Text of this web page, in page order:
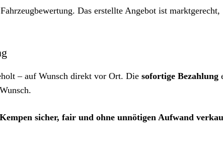
Das erstellte Angebot ist marktgerecht,
– auf Wunsch direkt vor Ort. Die sofortige Bezahlung
Kempen sicher, fair und ohne unnötigen Aufwand